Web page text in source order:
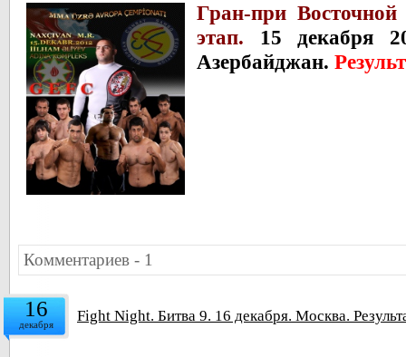
Гран-при
этап. 15 декабря
Азербайджан.
Комментариев - 1
16
декабря Fight Night. Битва 9. 16 декабря. Москва.